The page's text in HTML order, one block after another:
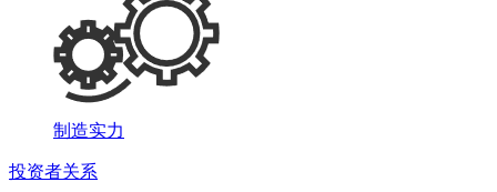
制造实力
投资者关系